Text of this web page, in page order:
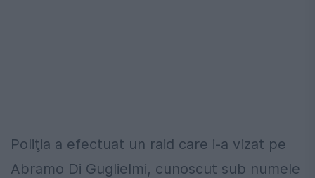
Poliţia a efectuat un raid care i-a vizat pe
Abramo Di Guglielmi, cunoscut sub numele